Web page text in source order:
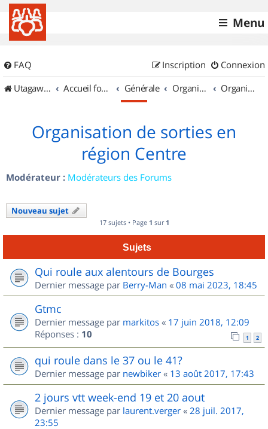
Menu
FAQ Connexion
Inscription
UtagawaVTT (Randos VTT et VTTAE avec traces GPS)
Accueil forum Générale Organisation de sorties & Recherche de partenaires Organisation de sorties en région Centre
Organisation de sorties en
région Centre
Modérateur : Modérateurs des Forums
Nouveau sujet
17 sujets • Page 1 sur 1
Sujets
Qui roule aux alentours de Bourges
Dernier message par Berry-Man « 08 mai 2023, 18:45
Gtmc
Dernier message par markitos « 17 juin 2018, 12:09
Réponses : 10 1 2
qui roule dans le 37 ou le 41?
Dernier message par newbiker « 13 août 2017, 17:43
2 jours vtt week-end 19 et 20 aout
Dernier message par laurent.verger « 28 juil. 2017,
23:55